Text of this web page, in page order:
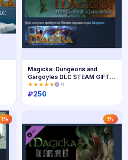
Magicka: Dungeons and
Gargoyles DLC STEAM GIFT
РОССИЯ
★★★★★ 0
₽250
1% 1%